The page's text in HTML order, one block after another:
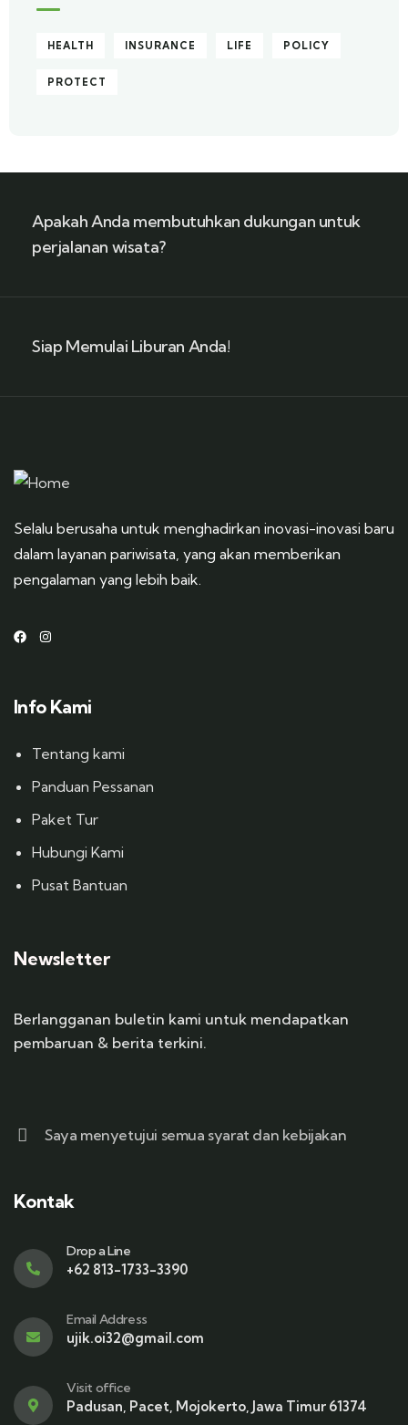
HEALTH INSURANCE LIFE POLICY
PROTECT
Apakah Anda membutuhkan dukungan untuk
perjalanan wisata?
Siap Memulai Liburan Anda!
Selalu berusaha untuk menghadirkan inovasi-inovasi baru
dalam layanan pariwisata, yang akan memberikan
pengalaman yang lebih baik.
Info Kami
Tentang kami
Panduan Pessanan
Paket Tur
Hubungi Kami
Pusat Bantuan
Newsletter
Berlangganan buletin kami untuk mendapatkan
pembaruan & berita terkini.
Saya menyetujui semua syarat dan kebijakan
Kontak
Drop a Line
+62 813-1733-3390
Email Address
ujik.oi32@gmail.com
Visit office
Padusan, Pacet, Mojokerto, Jawa Timur 61374